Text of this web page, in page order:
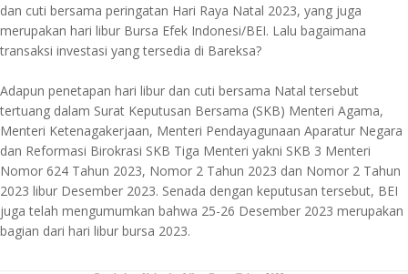
dan cuti bersama peringatan Hari Raya Natal 2023, yang juga
merupakan hari libur Bursa Efek Indonesi/BEI. Lalu bagaimana
transaksi investasi yang tersedia di Bareksa?
Adapun penetapan hari libur dan cuti bersama Natal tersebut
tertuang dalam Surat Keputusan Bersama (SKB) Menteri Agama,
Menteri Ketenagakerjaan, Menteri Pendayagunaan Aparatur Negara
dan Reformasi Birokrasi SKB Tiga Menteri yakni SKB 3 Menteri
Nomor 624 Tahun 2023, Nomor 2 Tahun 2023 dan Nomor 2 Tahun
2023 libur Desember 2023. Senada dengan keputusan tersebut, BEI
juga telah mengumumkan bahwa 25-26 Desember 2023 merupakan
bagian dari hari libur bursa 2023.